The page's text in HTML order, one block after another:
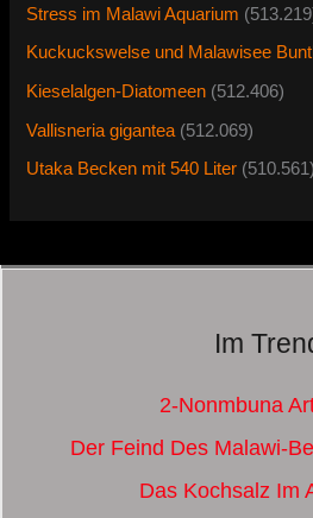
Stress im Malawi Aquarium
Kuckuckswelse und Malawisee
Kieselalgen-Diatomeen (512.406)
Vallisneria gigantea (512.069)
Utaka Becken mit 540 Liter (510.561)
Im
2-Nonmbuna
Der Feind Des Malawi-
Das Kochsalz Im